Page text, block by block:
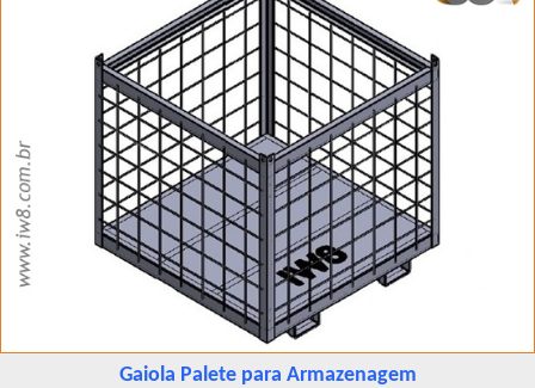
Gaiola Palete para Armazenagem